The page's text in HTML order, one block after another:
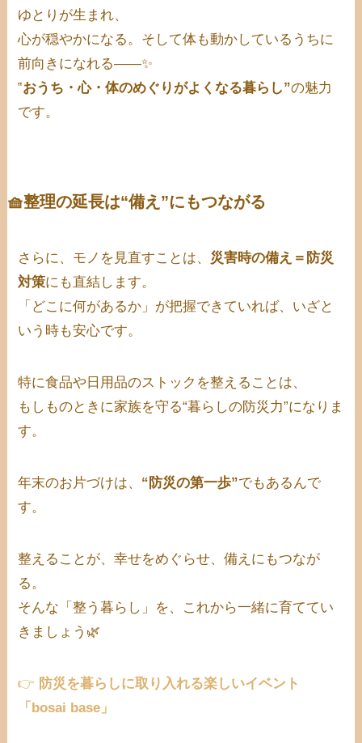
ゆとりが生まれ、
心が穏やかになる。そして体も動かしているうちに
前向きになれる――✨
‟おうち・心・体のめぐりがよくなる暮らし”の魅力
です。
🧺整理の延長は“備え”にもつながる
さらに、モノを見直すことは、 災害時の備え＝防災
対策にも直結します。
「どこに何があるか」が把握できていれば、いざと
いう時も安心です。
特に食品や日用品のストックを整えることは、
もしものときに家族を守る“暮らしの防災力”になりま
す。
年末のお片づけは、 “防災の第一歩”でもあるんで
す。
整えることが、幸せをめぐらせ、備えにもつなが
る。
そんな「整う暮らし」を、これから一緒に育ててい
きましょう🌿
👉 防災を暮らしに取り入れる楽しいイベント
「bosai base」